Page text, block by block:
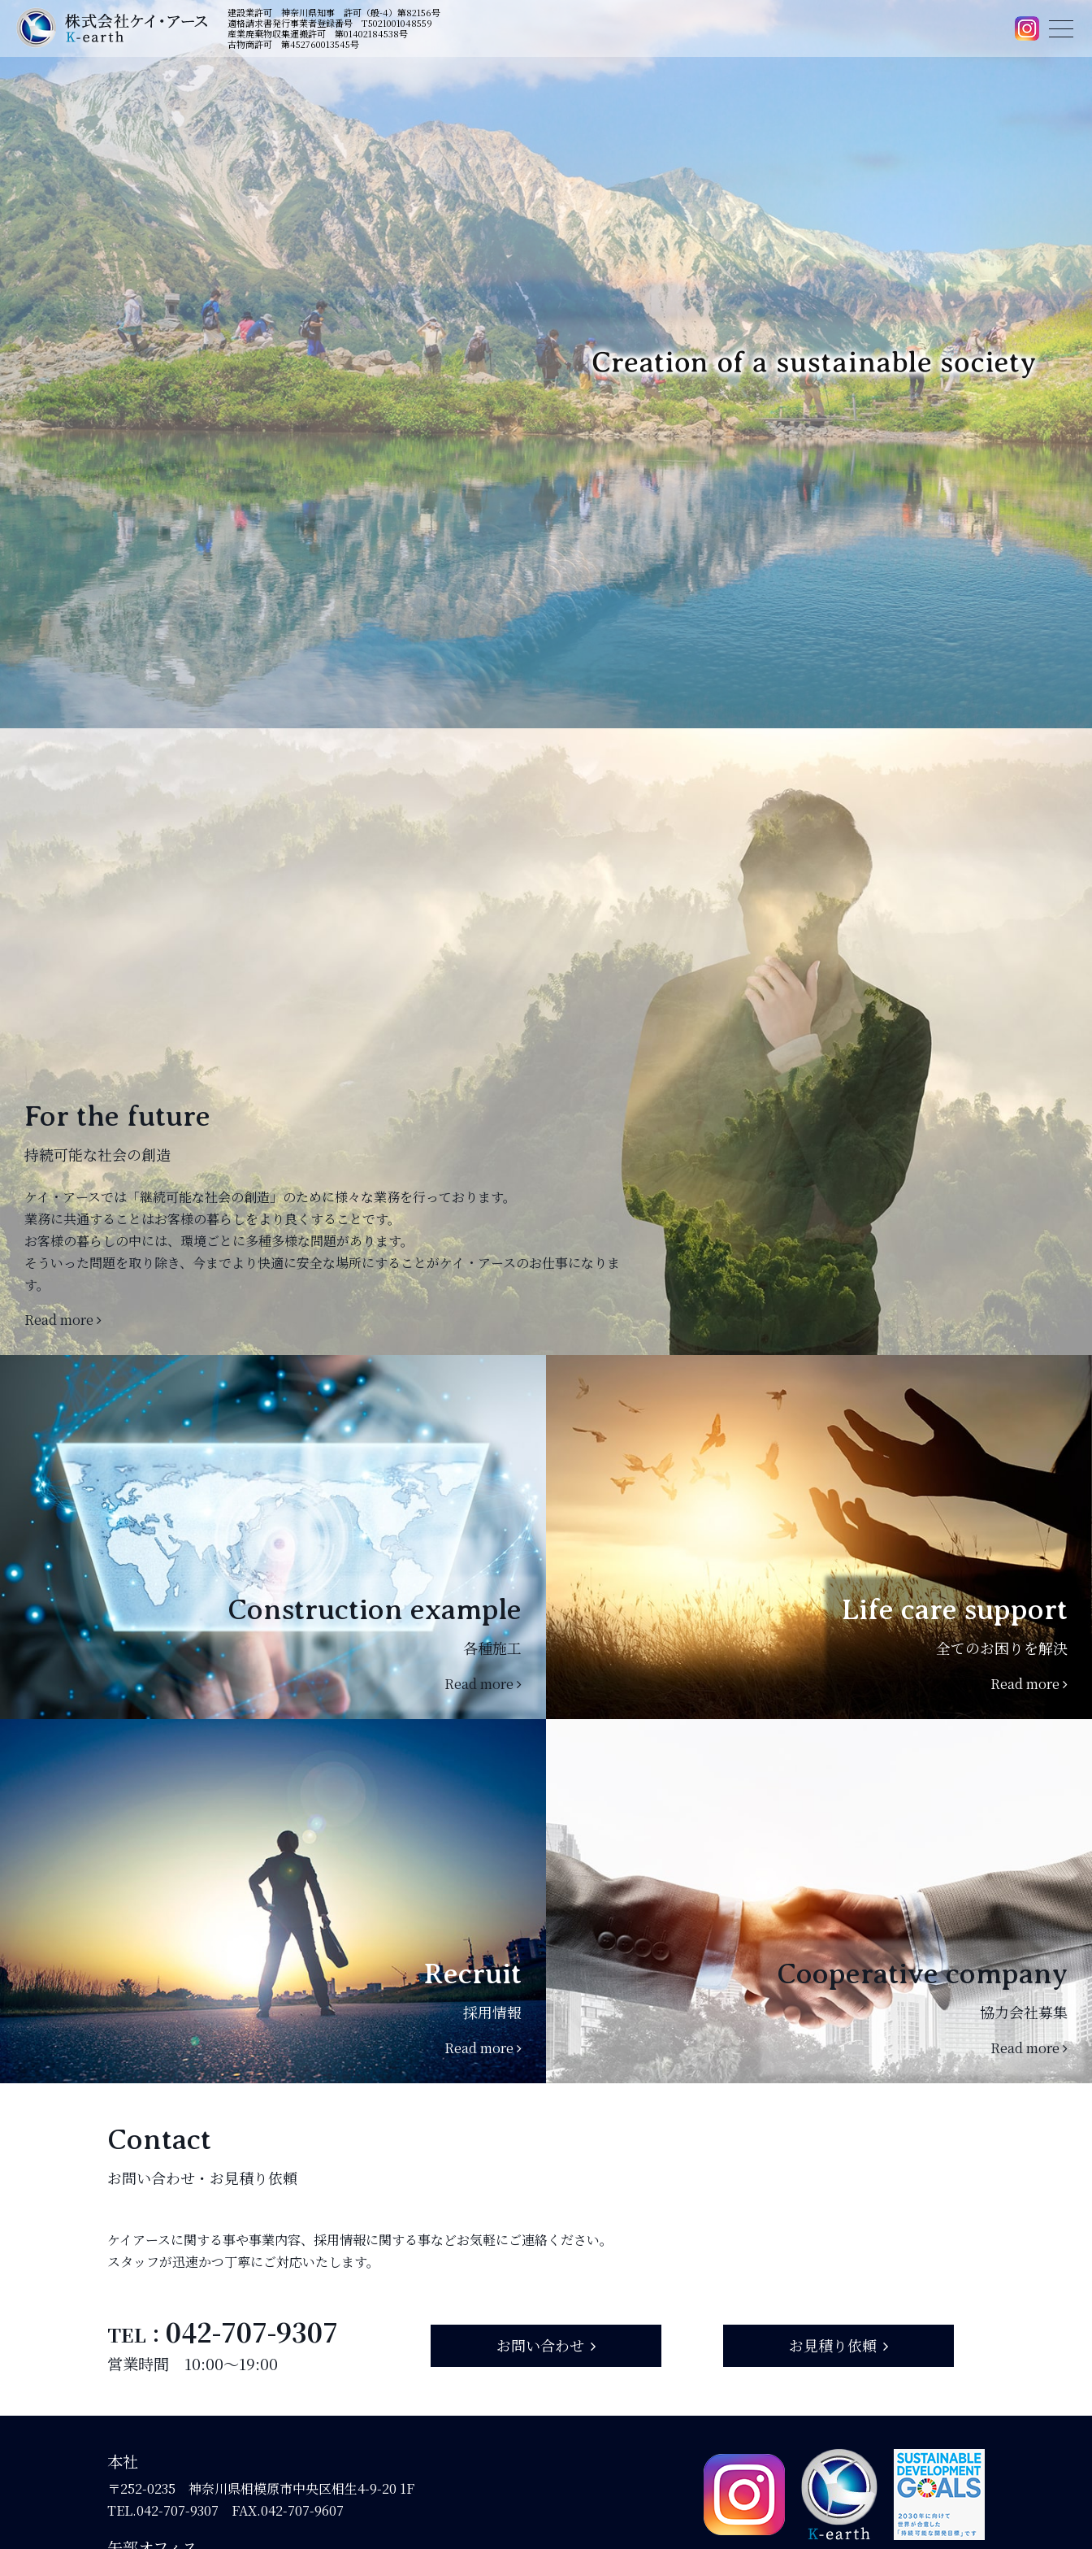
建設業許可 神奈川県知事 許可（般-4）第82156号
適格請求書発行事業者登録番号 T5021001048559
産業廃棄物収集運搬許可 第01402184538号
古物商許可 第452760013545号
For the future
持続可能な社会の創造
ケイ・アースでは「継続可能な社会の創造」のために様々な業務を行っております。
業務に共通することはお客様の暮らしをより良くすることです。
お客様の暮らしの中には、環境ごとに多種多様な問題があります。
そういった問題を取り除き、今までより快適に安全な場所にすることがケイ・アースのお仕事になりま
す。
Read more
Construction example
各種施工
Read more
Life care support
全てのお困りを解決
Read more
Recruit
採用情報
Read more
Cooperative company
協力会社募集
Read more
Contact
お問い合わせ・お見積り依頼
ケイアースに関する事や事業内容、採用情報に関する事などお気軽にご連絡ください。
スタッフが迅速かつ丁寧にご対応いたします。
TEL： 042-707-9307
営業時間 10:00～19:00
お問い合わせ お見積り依頼
本社
〒252-0235 神奈川県相模原市中央区相生4-9-20 1F
TEL.042-707-9307 FAX.042-707-9607